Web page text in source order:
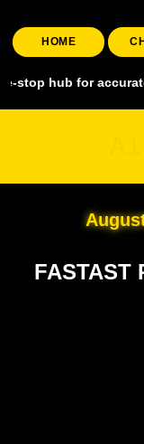
HOME
for accurate and
FASTAST